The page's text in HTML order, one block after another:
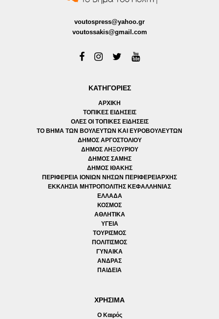
voutospress@yahoo.gr
voutossakis@gmail.com
ΚΑΤΗΓΟΡΙΕΣ
ΑΡΧΙΚΗ
ΤΟΠΙΚΕΣ ΕΙΔΗΣΕΙΣ
ΟΛΕΣ ΟΙ ΤΟΠΙΚΕΣ ΕΙΔΗΣΕΙΣ
ΤΟ ΒΗΜΑ ΤΩΝ ΒΟΥΛΕΥΤΩΝ ΚΑΙ ΕΥΡΟΒΟΥΛΕΥΤΩΝ
ΔΗΜΟΣ ΑΡΓΟΣΤΟΛΙΟΥ
ΔΗΜΟΣ ΛΗΞΟΥΡΙΟΥ
ΔΗΜΟΣ ΣΑΜΗΣ
ΔΗΜΟΣ ΙΘΑΚΗΣ
ΠΕΡΙΦΕΡΕΙΑ ΙΟΝΙΩΝ ΝΗΣΩΝ ΠΕΡΙΦΕΡΕΙΑΡΧΗΣ
ΕΚΚΛΗΣΙΑ ΜΗΤΡΟΠΟΛΙΤΗΣ ΚΕΦΑΛΛΗΝΙΑΣ
ΕΛΛΑΔΑ
ΚΟΣΜΟΣ
ΑΘΛΗΤΙΚΑ
ΥΓΕΙΑ
ΤΟΥΡΙΣΜΟΣ
ΠΟΛΙΤΙΣΜΟΣ
ΓΥΝΑΙΚΑ
ΑΝΔΡΑΣ
ΠΑΙΔΕΙΑ
ΧΡΗΣΙΜΑ
Ο Καιρός